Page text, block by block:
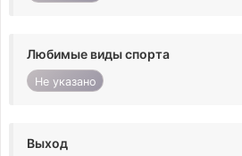
Любимые виды спорта
Не указано
Выход